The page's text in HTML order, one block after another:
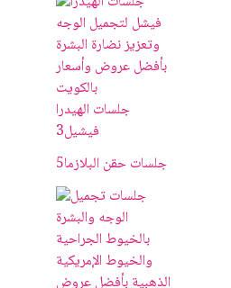
جلسات الهيدرا
فيشيل3
جلسات حقن البلازما5